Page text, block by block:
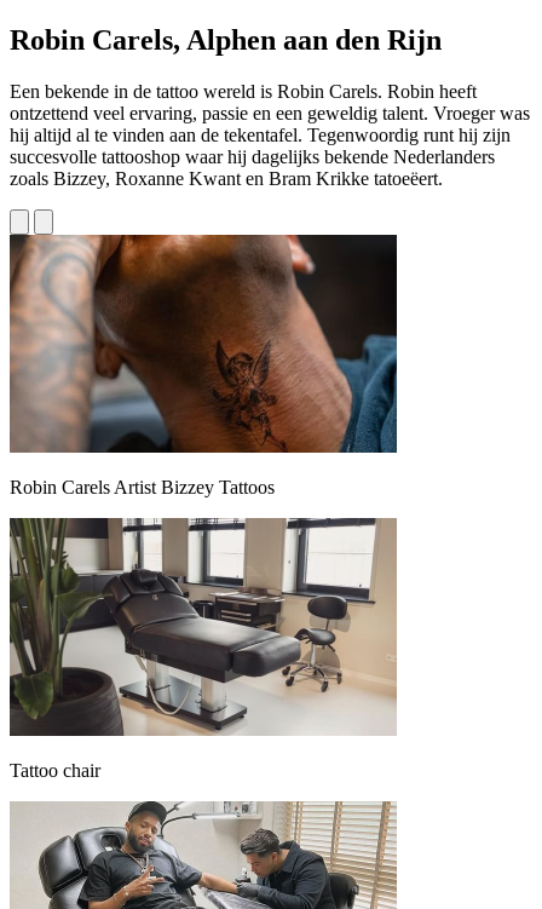
Robin Carels, Alphen aan den Rijn
Een bekende in de tattoo wereld is Robin Carels. Robin heeft
ontzettend veel ervaring, passie en een geweldig talent. Vroeger was
hij altijd al te vinden aan de tekentafel. Tegenwoordig runt hij zijn
succesvolle tattooshop waar hij dagelijks bekende Nederlanders
zoals Bizzey, Roxanne Kwant en Bram Krikke tatoeëert.
Robin Carels Artist Bizzey Tattoos
Tattoo chair